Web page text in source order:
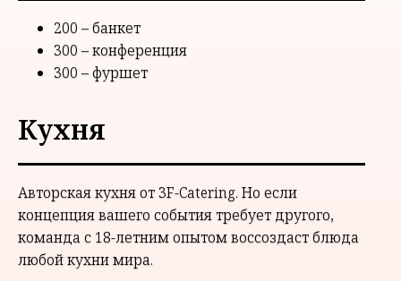
200 – банкет
300 – конференция
300 – фуршет
Кухня
Авторская кухня от 3F-Catering. Но если
концепция вашего события требует другого,
команда с 18-летним опытом воссоздаст блюда
любой кухни мира.